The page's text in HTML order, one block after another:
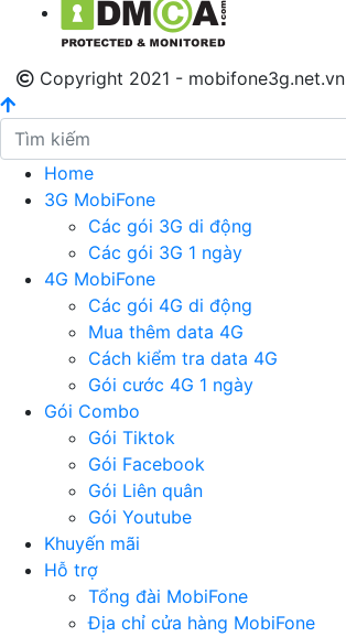
Copyright 2021 - mobifone3g.net.vn
Home
3G MobiFone
Các gói 3G di động
Các gói 3G 1 ngày
4G MobiFone
Các gói 4G di động
Mua thêm data 4G
Cách kiểm tra data 4G
Gói cước 4G 1 ngày
Gói Combo
Gói Tiktok
Gói Facebook
Gói Liên quân
Gói Youtube
Khuyến mãi
Hỗ trợ
Tổng đài MobiFone
Địa chỉ cửa hàng MobiFone